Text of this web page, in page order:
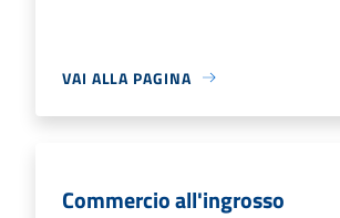
VAI ALLA PAGINA
Commercio all'ingrosso